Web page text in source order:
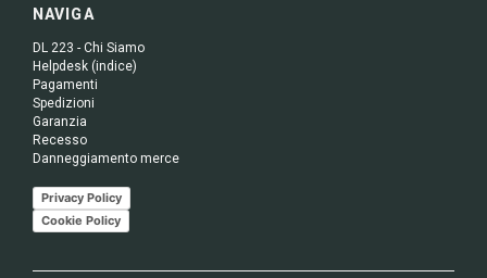
NAVIGA
DL 223 - Chi Siamo
Helpdesk (indice)
Pagamenti
Spedizioni
Garanzia
Recesso
Danneggiamento merce
Privacy Policy
Cookie Policy